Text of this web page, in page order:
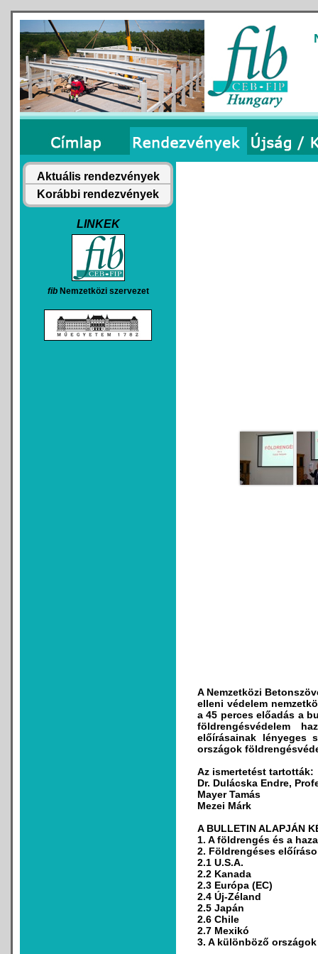
Aktuális rendezvények
Korábbi rendezvények
LINKEK
fibNemzetközi szervezet
A Nemzetközi
elleni védelem
a 45 perces előadás a
földrengésvédelem
előírásainak lényeges
országok
Az ismertetést tartották:
Dr. Dulácska Endre,
Mayer Tamás
Mezei Márk
A BULLETIN ALAPJÁN
1. A földrengés és a
2. Földrengéses
2.1 U.S.A.
2.2 Kanada
2.3 Európa (EC)
2.4 Új-Zéland
2.5 Japán
2.6 Chile
2.7 Mexikó
3. A különböző